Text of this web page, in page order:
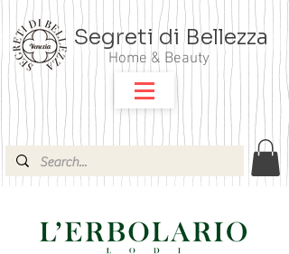
Segreti di Bellezza
Home & Beauty